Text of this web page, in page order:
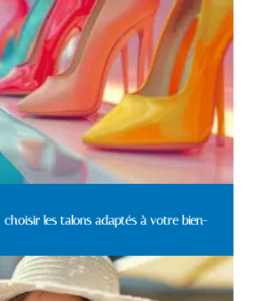
les talons adaptés à votre bien-